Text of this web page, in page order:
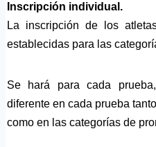
Inscripción individual.
La inscripción de los
establecidas para las
Se hará para cada
diferente en cada prueba
como en las categorías de